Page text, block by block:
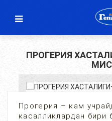
ПРОГЕРИЯ
Прогерия – кам
касалликлардан бири